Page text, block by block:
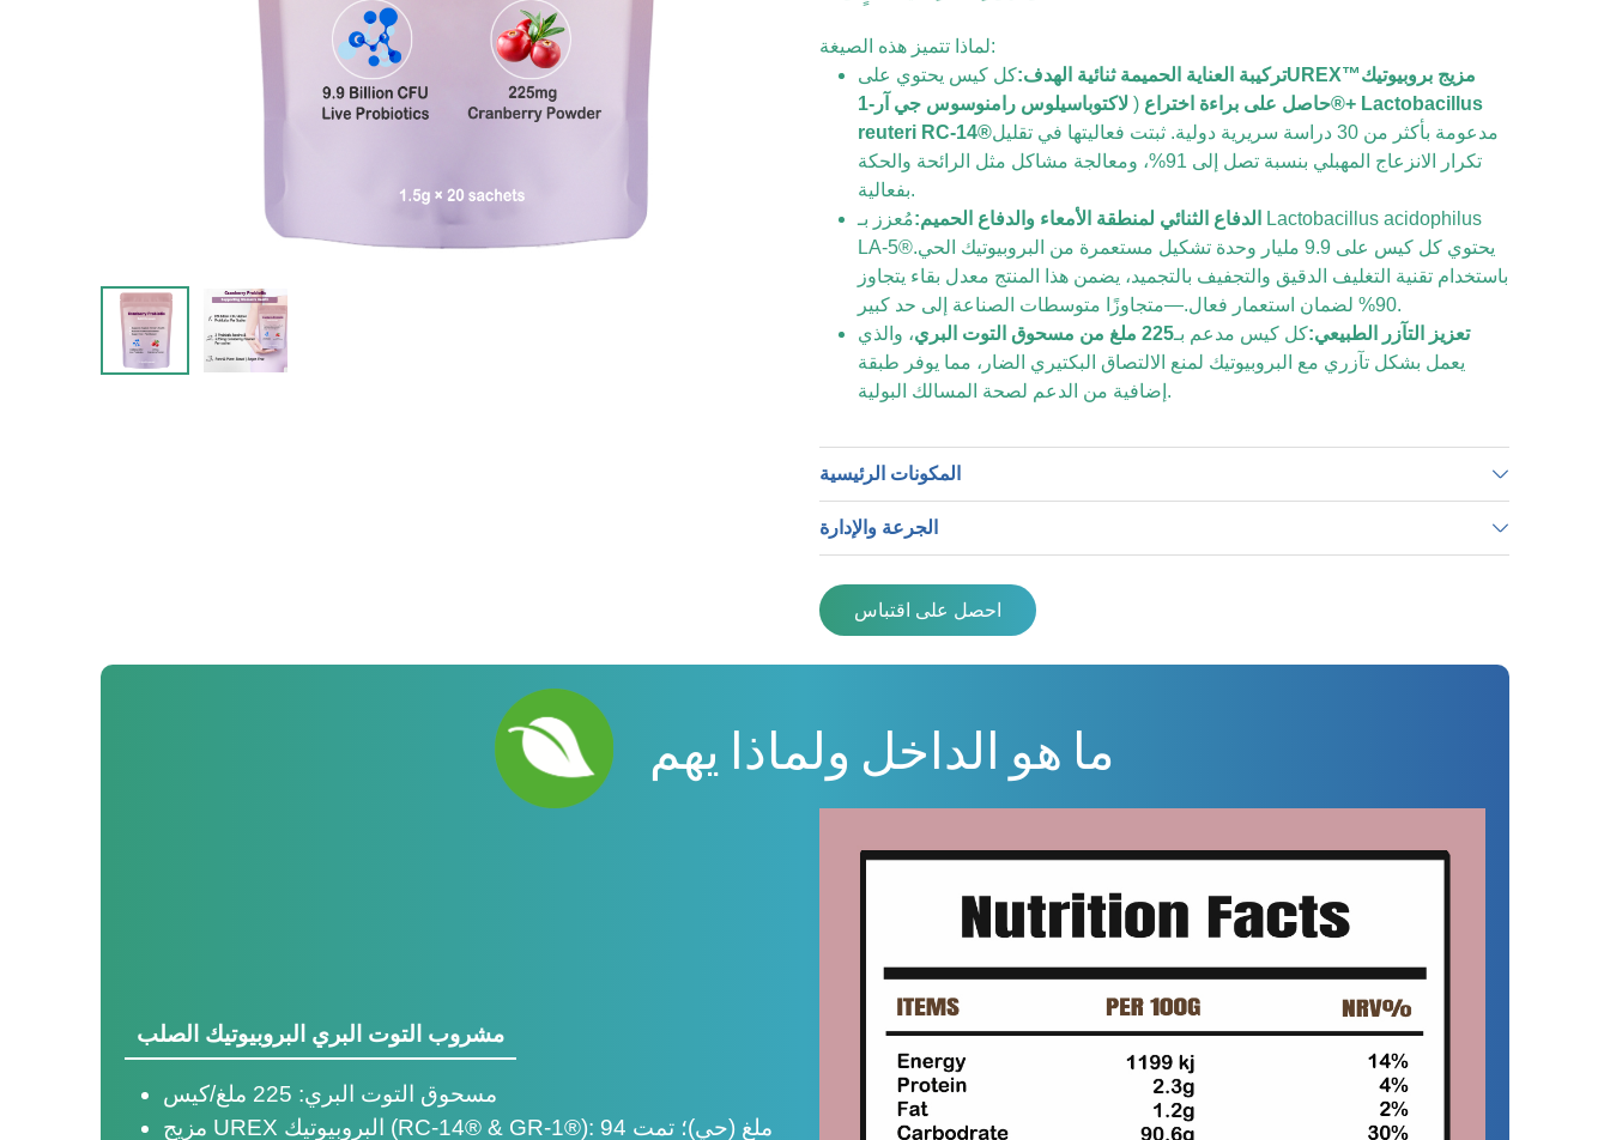
لماذا تتميز هذه الصيغة:
تركيبة العناية الحميمة ثنائية الهدف:كل كيس يحتوي على
UREX™مزيج بروبيوتيك
حاصل على براءة اختراع (
لاكتوباسيلوس رامنوسوس جي آر-1®+ Lactobacillus
reuteri RC-14®مدعومة بأكثر من 30 دراسة سريرية دولية. ثبتت فعاليتها في تقليل
تكرار الانزعاج المهبلي بنسبة تصل إلى 91%، ومعالجة مشاكل مثل الرائحة والحكة
بفعالية.
الدفاع الثنائي لمنطقة الأمعاء والدفاع الحميم:مُعزز بـ Lactobacillus acidophilus
LA-5®يحتوي كل كيس على 9.9 مليار وحدة تشكيل مستعمرة من البروبيوتيك الحي.
باستخدام تقنية التغليف الدقيق والتجفيف بالتجميد، يضمن هذا المنتج معدل بقاء يتجاوز
90% لضمان استعمار فعال.—متجاوزًا متوسطات الصناعة إلى حد كبير.
تعزيز التآزر الطبيعي:كل كيس مدعم بـ225 ملغ من مسحوق التوت البري
، والذي
يعمل بشكل تآزري مع البروبيوتيك لمنع الالتصاق البكتيري الضار، مما يوفر طبقة
إضافية من الدعم لصحة المسالك البولية.
المكونات الرئيسية
الجرعة والإدارة
احصل على اقتباس
ما هو الداخل ولماذا يهم
مشروب التوت البري البروبيوتيك الصلب
مسحوق التوت البري: 225 ملغ/كيس
مزيج UREX البروبيوتيك (RC-14® & GR-1®): 94 ملغ (حي)؛ تمت